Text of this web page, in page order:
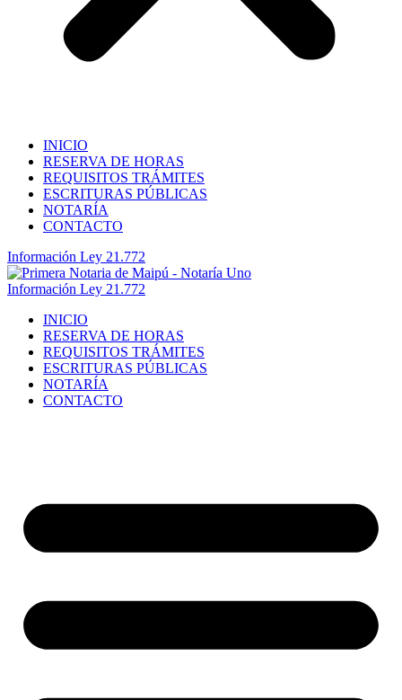
INICIO
RESERVA DE HORAS
REQUISITOS TRÁMITES
ESCRITURAS PÚBLICAS
NOTARÍA
CONTACTO
Información Ley 21.772
Información Ley 21.772
INICIO
RESERVA DE HORAS
REQUISITOS TRÁMITES
ESCRITURAS PÚBLICAS
NOTARÍA
CONTACTO